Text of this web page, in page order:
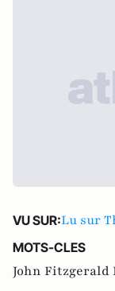
VU SUR:Lu sur
MOTS-CLES
John Fitzgerald